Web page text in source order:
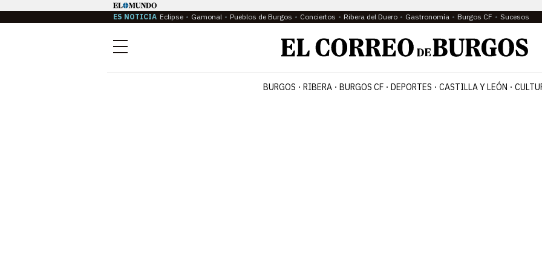
ES NOTICIA Eclipse Gamonal Pueblos de Burgos Conciertos Ribera del Duero Gastronomía Burgos CF Sucesos
Menú
BURGOS RIBERA BURGOS CF DEPORTES CASTILLA Y LEÓN